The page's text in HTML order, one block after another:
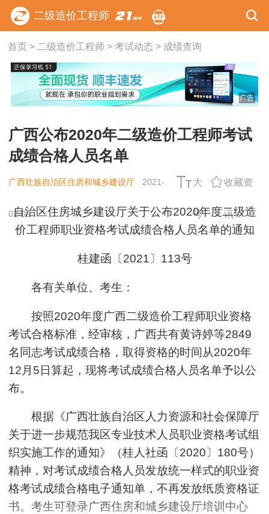
二级造价工程师
首页> 二级造价工程师> 考试动态 > 成绩查询
广告
广西公布2020年二级造价工程师考试
成绩合格人员名单
广西壮族自治区住房和城乡建设厅 2021-
02-09
大
号
收藏资
讯
自治区住房城乡建设厅关于公布2020年度二级造
价工程师职业资格考试成绩合格人员名单的通知
桂建函〔2021〕113号
各有关单位、考生：
按照2020年度广西二级造价工程师职业资格
考试合格标准，经审核，广西共有黄诗婷等2849
名同志考试成绩合格，取得资格的时间从2020年
12月5日算起，现将考试成绩合格人员名单予以公
布。
根据《广西壮族自治区人力资源和社会保障厅
关于进一步规范我区专业技术人员职业资格考试组
织实施工作的通知》（桂人社函〔2020〕180号）
精神，对考试成绩合格人员发放统一样式的职业资
格考试成绩合格电子通知单，不再发放纸质资格证
书。考生可登录广西住房和城乡建设厅培训中心